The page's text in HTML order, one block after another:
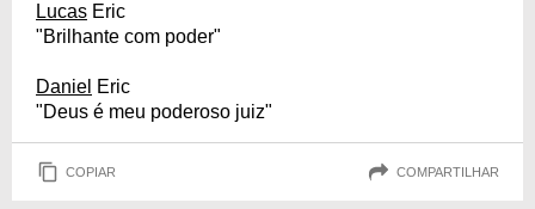
Lucas Eric
"Brilhante com poder"
Daniel Eric
"Deus é meu poderoso juiz"
COPIAR COMPARTILHAR